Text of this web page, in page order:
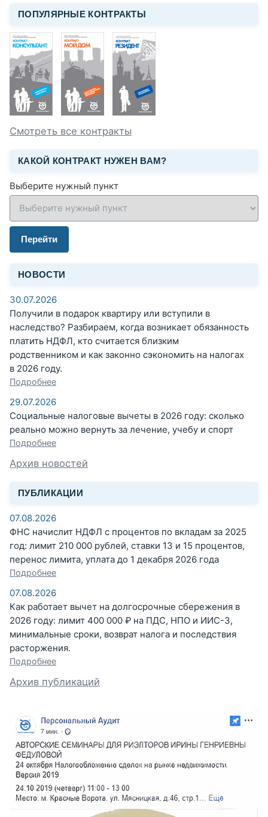
ПОПУЛЯРНЫЕ КОНТРАКТЫ
Смотреть все контракты
КАКОЙ КОНТРАКТ НУЖЕН ВАМ?
Выберите нужный пункт
Перейти
НОВОСТИ
30.07.2026
Получили в подарок квартиру или вступили в
наследство? Разбираем, когда возникает обязанность
платить НДФЛ, кто считается близким
родственником и как законно сэкономить на налогах
в 2026 году.
Подробнее
29.07.2026
Социальные налоговые вычеты в 2026 году: сколько
реально можно вернуть за лечение, учебу и спорт
Подробнее
Архив новостей
ПУБЛИКАЦИИ
07.08.2026
ФНС начислит НДФЛ с процентов по вкладам за 2025
год: лимит 210 000 рублей, ставки 13 и 15 процентов,
перенос лимита, уплата до 1 декабря 2026 года
Подробнее
07.08.2026
Как работает вычет на долгосрочные сбережения в
2026 году: лимит 400 000 ₽ на ПДС, НПО и ИИС-3,
минимальные сроки, возврат налога и последствия
расторжения.
Подробнее
Архив публикаций